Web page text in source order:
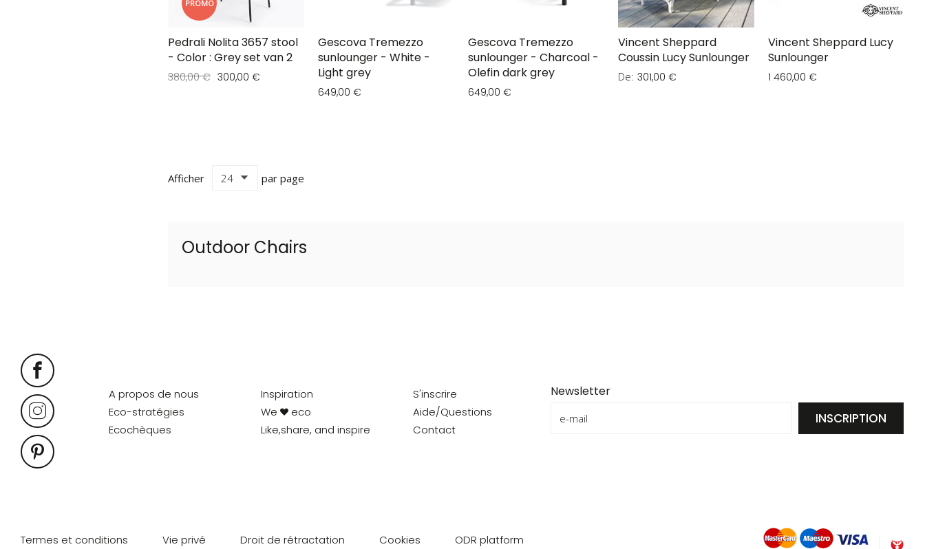
PROMO
Pedrali Nolita 3657 stool
- Color : Grey set van 2
300,00 €
380,00 €
Gescova Tremezzo
sunlounger - White -
Light grey
649,00 €
Gescova Tremezzo
sunlounger - Charcoal -
Olefin dark grey
649,00 €
Vincent Sheppard
Coussin Lucy Sunlounger
De 301,00 €
Vincent Sheppard Lucy
Sunlounger
1 460,00 €
Afficher par page
Outdoor Chairs
A propos de nous
Eco-stratégies
Ecochèques
Inspiration
We
eco
Like,share, and inspire
S'inscrire
Aide/Questions
Contact
Newsletter
INSCRIPTION
Termes et conditions Vie privé Droit de rétractation Cookies ODR platform